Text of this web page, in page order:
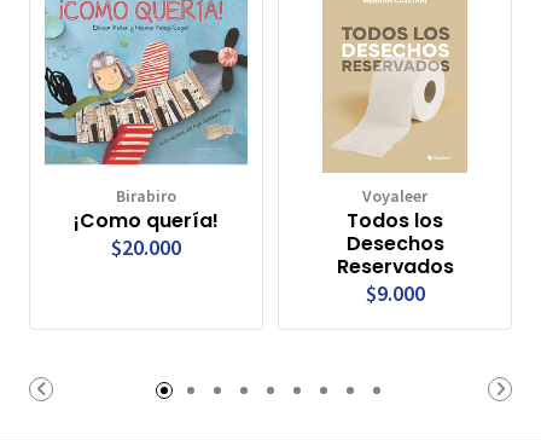
Birabiro
¡Como quería!
$20.000
Voyaleer
Todos los
Desechos
Reservados
$9.000